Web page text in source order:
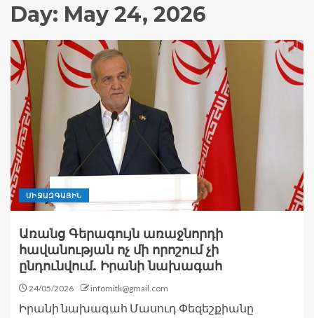
Day: May 24, 2026
ՄԻՋԱԶԳԱՅԻՆ
Առանց Գերագույն առաջնորդի
հավանության ոչ մի որոշում չի
ընդունվում. Իրանի նախագահ
24/05/2026 infomitk@gmail.com
Իրանի նախագահ Մասուդ Փեզեշքիանը